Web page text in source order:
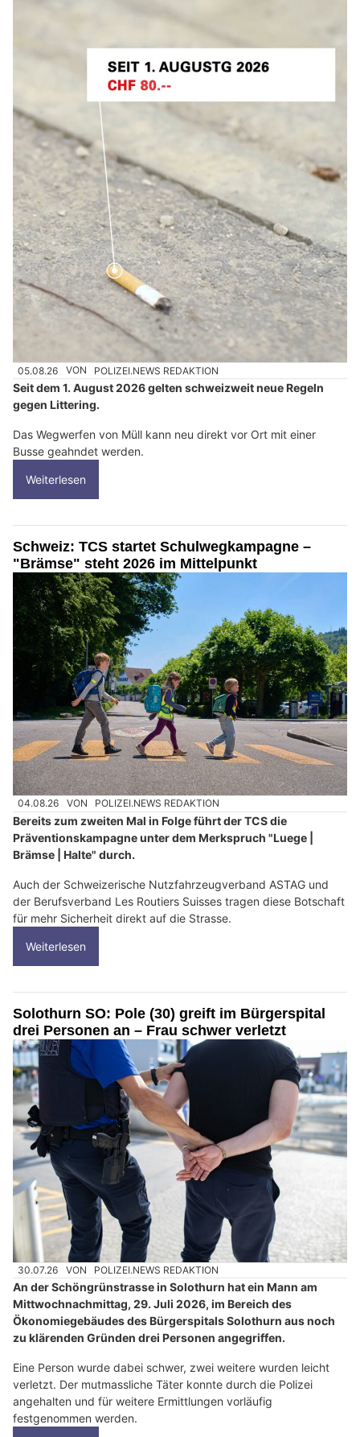
05.08.26 VON POLIZEI.NEWS REDAKTION
Seit dem 1. August 2026 gelten schweizweit neue Regeln
gegen Littering.
Das Wegwerfen von Müll kann neu direkt vor Ort mit einer
Busse geahndet werden.
Weiterlesen
Schweiz: TCS startet Schulwegkampagne –
"Brämse" steht 2026 im Mittelpunkt
04.08.26 VON POLIZEI.NEWS REDAKTION
Bereits zum zweiten Mal in Folge führt der TCS die
Präventionskampagne unter dem Merkspruch "Luege |
Brämse | Halte" durch.
Auch der Schweizerische Nutzfahrzeugverband ASTAG und
der Berufsverband Les Routiers Suisses tragen diese Botschaft
für mehr Sicherheit direkt auf die Strasse.
Weiterlesen
Solothurn SO: Pole (30) greift im Bürgerspital
drei Personen an – Frau schwer verletzt
30.07.26 VON POLIZEI.NEWS REDAKTION
An der Schöngrünstrasse in Solothurn hat ein Mann am
Mittwochnachmittag, 29. Juli 2026, im Bereich des
Ökonomiegebäudes des Bürgerspitals Solothurn aus noch
zu klärenden Gründen drei Personen angegriffen.
Eine Person wurde dabei schwer, zwei weitere wurden leicht
verletzt. Der mutmassliche Täter konnte durch die Polizei
angehalten und für weitere Ermittlungen vorläufig
festgenommen werden.